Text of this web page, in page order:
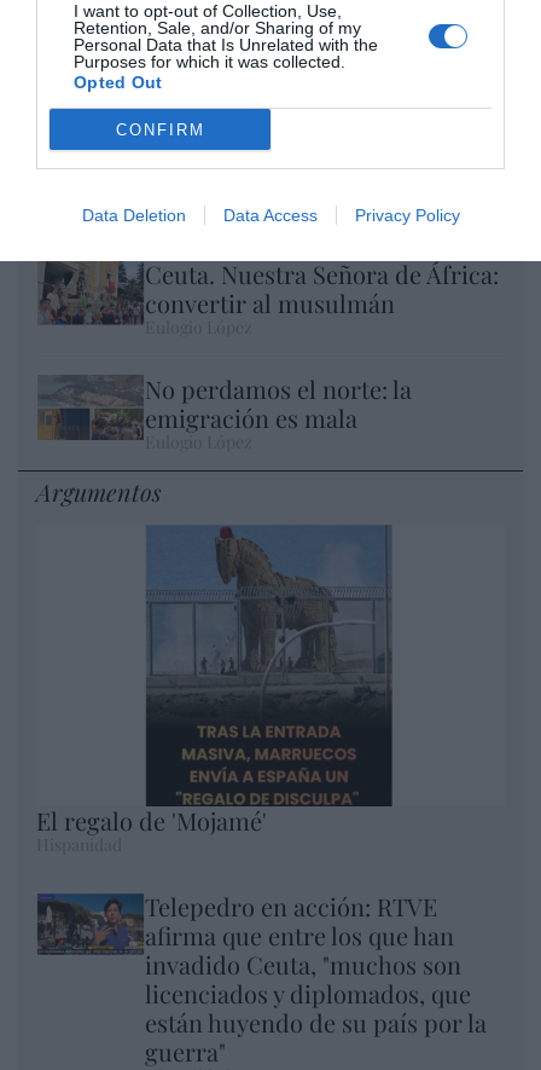
I want to opt-out of Collection, Use,
Retention, Sale, and/or Sharing of my
Personal Data that Is Unrelated with the
Purposes for which it was collected.
Opted Out
CONFIRM
Data Deletion Data Access Privacy Policy
El IBEX 35 cerró la sesión del miércoles en
Eulogio López
Ceuta. Nuestra Señora de África:
convertir al musulmán
No perdamos el norte: la
emigración es mala
Argumentos
El regalo de 'Mojamé'
Telepedro en acción: RTVE
afirma que entre los que han
invadido Ceuta, "muchos son
licenciados y diplomados, que
están huyendo de su país por la
guerra"